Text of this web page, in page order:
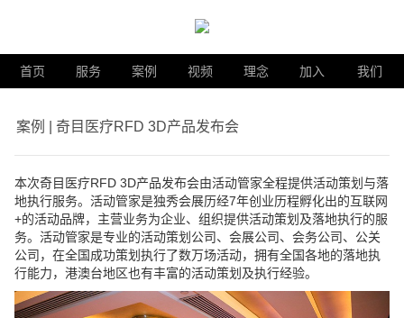
首页 服务 案例 视频 理念 加入 我们
案例 | 奇目医疗RFD 3D产品发布会
本次奇目医疗RFD 3D产品发布会由活动管家全程提供活动策划与落
地执行服务。活动管家是独秀会展历经7年创业历程孵化出的互联网
+的活动品牌，主营业务为企业、组织提供活动策划及落地执行的服
务。活动管家是专业的活动策划公司、会展公司、会务公司、公关
公司，在全国成功策划执行了数万场活动，拥有全国各地的落地执
行能力，港澳台地区也有丰富的活动策划及执行经验。